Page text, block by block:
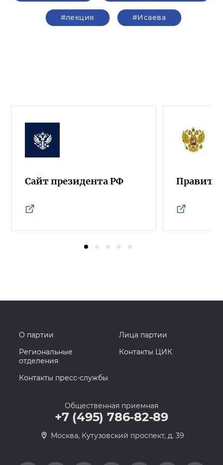
#лекция #Исаева
Сайт президента РФ
О партии
Лица партии
Региональные
отделения
Контакты ЦИК
Контакты пресс-службы
Общественная приемная
+7 (495) 786-82-89
Москва, Кутузовский проспект, д. 39